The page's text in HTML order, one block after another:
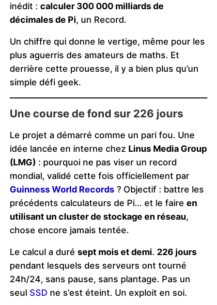
inédit : calculer 300 000 milliards de
décimales de Pi, un Record.
Un chiffre qui donne le vertige, même pour les
plus aguerris des amateurs de maths. Et
derrière cette prouesse, il y a bien plus qu’un
simple défi geek.
Une course de fond sur 226 jours
Le projet a démarré comme un pari fou. Une
idée lancée en interne chez Linus Media Group
(LMG) : pourquoi ne pas viser un record
mondial, validé cette fois officiellement par
Guinness World Records ? Objectif : battre les
précédents calculateurs de Pi… et le faire en
utilisant un cluster de stockage en réseau,
chose encore jamais tentée.
Le calcul a duré sept mois et demi. 226 jours
pendant lesquels des serveurs ont tourné
24h/24, sans pause, sans plantage. Pas un
seul SSD ne s’est éteint. Un exploit en soi.